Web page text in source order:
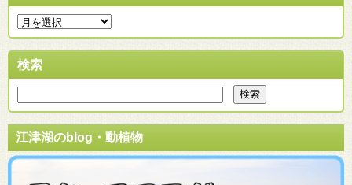
検索
江津湖のblog・動植物